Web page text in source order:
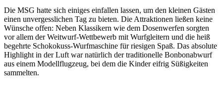
Die MSG hatte sich einiges einfallen lassen, um den kleinen Gästen
einen unvergesslichen Tag zu bieten. Die Attraktionen ließen keine
Wünsche offen: Neben Klassikern wie dem Dosenwerfen sorgten
vor allem der Weitwurf-Wettbewerb mit Wurfgleitern und die heiß
begehrte Schokokuss-Wurfmaschine für riesigen Spaß. Das absolute
Highlight in der Luft war natürlich der traditionelle Bonbonabwurf
aus einem Modellflugzeug, bei dem die Kinder eifrig Süßigkeiten
sammelten.